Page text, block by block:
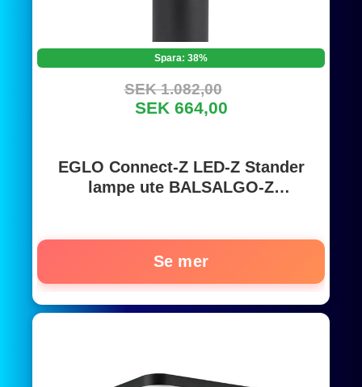
Spara: 38%
SEK 1.082,00
SEK 664,00
EGLO Connect-Z LED-Z Stander
lampe ute BALSALGO-Z
Se mer